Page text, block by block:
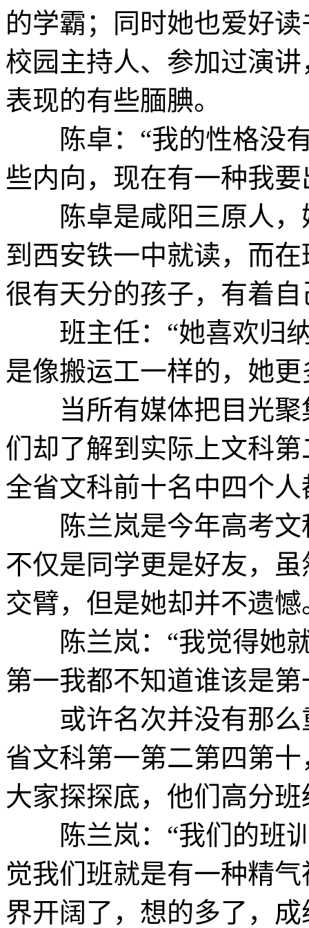
的学霸；同时她也爱好
校园主持人、参加过演
表现的有些腼腆。
陈卓：“我的性格没有
些内向，现在有一种我
陈卓是咸阳三原人，
到西安铁一中就读，而
很有天分的孩子，有着
班主任：“她喜欢归纳
是像搬运工一样的，她
当所有媒体把目光聚
们却了解到实际上文科
全省文科前十名中四个
陈兰岚是今年高考文
不仅是同学更是好友，
交臂，但是她却并不遗憾
陈兰岚：“我觉得她就
第一我都不知道谁该是第
或许名次并没有那么
省文科第一第二第四第
大家探探底，他们高分
陈兰岚：“我们的班训
觉我们班就是有一种精
界开阔了，想的多了，